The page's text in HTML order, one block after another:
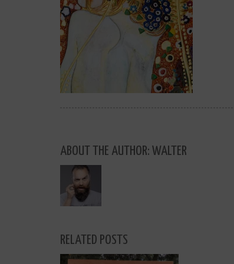
ABOUT THE AUTHOR: WALTER
RELATED POSTS